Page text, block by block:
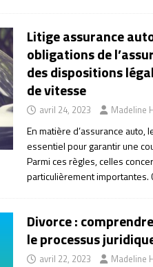
Litige assurance
obligations de
des dispositions
de vitesse
avril 24, 2023 Madeline
En matière d’assurance
essentiel pour garantir une
Parmi ces règles, celles
particulièrement importantes.
Divorce :
le processus
avril 22, 2023 Madeline